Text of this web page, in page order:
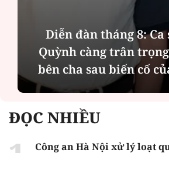
Diễn đàn tháng 8: Ca
Quỳnh càng trân
bên cha sau biến cố
ĐỌC NHIỀU
Công an Hà Nội xử lý loạt